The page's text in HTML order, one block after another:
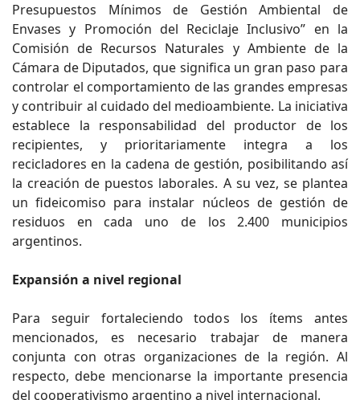
Presupuestos Mínimos de Gestión Ambiental de
Envases y Promoción del Reciclaje Inclusivo” en la
Comisión de Recursos Naturales y Ambiente de la
Cámara de Diputados, que significa un gran paso para
controlar el comportamiento de las grandes empresas
y contribuir al cuidado del medioambiente. La iniciativa
establece la responsabilidad del productor de los
recipientes, y prioritariamente integra a los
recicladores en la cadena de gestión, posibilitando así
la creación de puestos laborales. A su vez, se plantea
un fideicomiso para instalar núcleos de gestión de
residuos en cada uno de los 2.400 municipios
argentinos.
Expansión a nivel regional
Para seguir fortaleciendo todos los ítems antes
mencionados, es necesario trabajar de manera
conjunta con otras organizaciones de la región. Al
respecto, debe mencionarse la importante presencia
del cooperativismo argentino a nivel internacional.